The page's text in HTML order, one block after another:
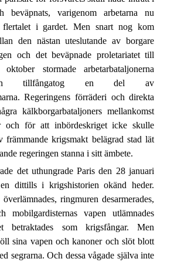
beväpnats, varigenom arbetarna nu
flertalet i gardet. Men snart nog kom
den nästan uteslutande av borgare
och det beväpnade proletariatet till
stormade arbetarbataljonerna
tillfångatog en del av
Regeringens förräderi och direkta
kälkborgarbataljoners mellankomst
och för att inbördeskriget icke skulle
främmande krigsmakt belägrad stad lät
regeringen stanna i sitt ämbete.
det uthungrade Paris den 28 januari
dittills i krigshistorien okänd heder.
ringmuren desarmerades,
mobilgardisternas vapen utlämnades
betraktades som krigsfångar. Men
sina vapen och kanoner och slöt blott
segrarna. Och dessa vågade själva inte